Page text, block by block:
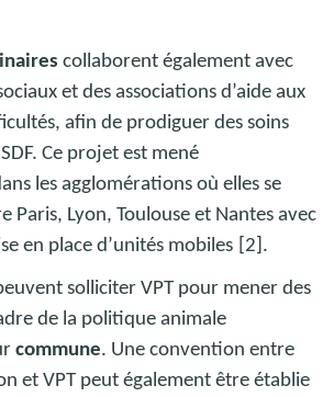
collaborent également avec
et des associations d’aide aux
afin de prodiguer des soins
Ce projet est mené
les agglomérations où elles se
Paris, Lyon, Toulouse et Nantes avec
en place d’unités mobiles [2].
solliciter VPT pour mener des
de la politique animale
commune. Une convention entre
et VPT peut également être établie